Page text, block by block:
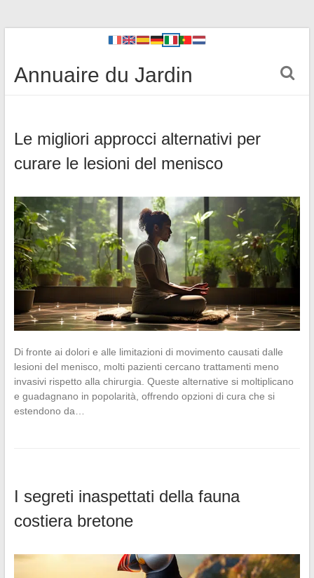
Annuaire du Jardin
Le migliori approcci alternativi per
curare le lesioni del menisco
Di fronte ai dolori e alle limitazioni di movimento causati dalle
lesioni del menisco, molti pazienti cercano trattamenti meno
invasivi rispetto alla chirurgia. Queste alternative si moltiplicano
e guadagnano in popolarità, offrendo opzioni di cura che si
estendono da…
I segreti inaspettati della fauna
costiera bretone